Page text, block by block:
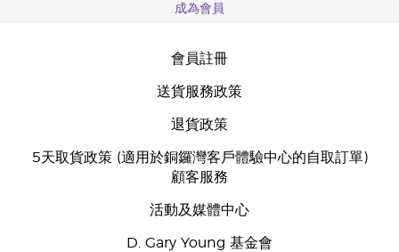
成為會員
會員註冊
送貨服務政策
退貨政策
5天取貨政策 (適用於銅鑼灣客戶體驗中心的自取訂單)
顧客服務
活動及媒體中心
D. Gary Young 基金會